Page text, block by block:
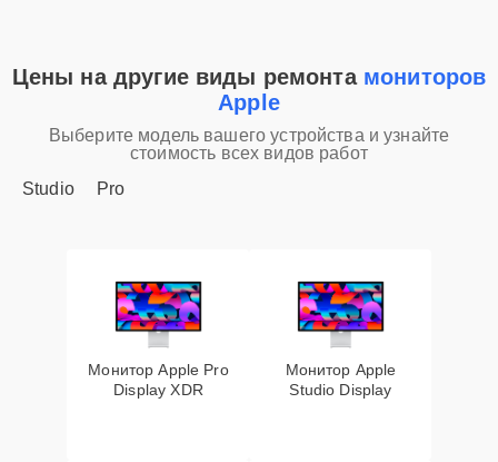
Цены на другие виды ремонта мониторов
Apple
Выберите модель вашего устройства и узнайте
стоимость всех видов работ
Studio
Pro
Монитор Apple Pro
Display XDR
Монитор Apple
Studio Display